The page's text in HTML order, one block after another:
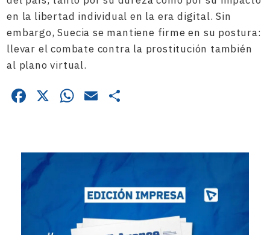
en la libertad individual en la era digital. Sin
embargo, Suecia se mantiene firme en su postura:
llevar el combate contra la prostitución también
al plano virtual.
Facebook
X WhatsApp
Email